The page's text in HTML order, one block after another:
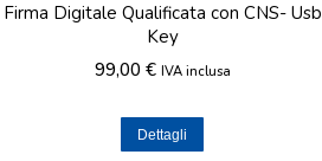
Firma Digitale Qualificata con CNS- Usb
Key
99,00 € IVA inclusa
Dettagli